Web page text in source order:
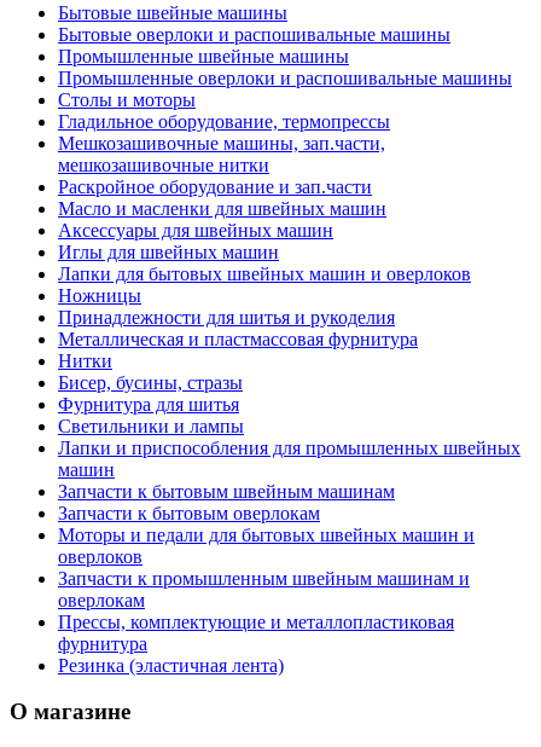
Бытовые швейные машины
Бытовые оверлоки и распошивальные машины
Промышленные швейные машины
Промышленные оверлоки и распошивальные машины
Столы и моторы
Гладильное оборудование, термопрессы
Мешкозашивочные машины, зап.части,
мешкозашивочные нитки
Раскройное оборудование и зап.части
Масло и масленки для швейных машин
Аксессуары для швейных машин
Иглы для швейных машин
Лапки для бытовых швейных машин и оверлоков
Ножницы
Принадлежности для шитья и рукоделия
Металлическая и пластмассовая фурнитура
Нитки
Бисер, бусины, стразы
Фурнитура для шитья
Светильники и лампы
Лапки и приспособления для промышленных швейных
машин
Запчасти к бытовым швейным машинам
Запчасти к бытовым оверлокам
Моторы и педали для бытовых швейных машин и
оверлоков
Запчасти к промышленным швейным машинам и
оверлокам
Прессы, комплектующие и металлопластиковая
фурнитура
Резинка (эластичная лента)
О магазине